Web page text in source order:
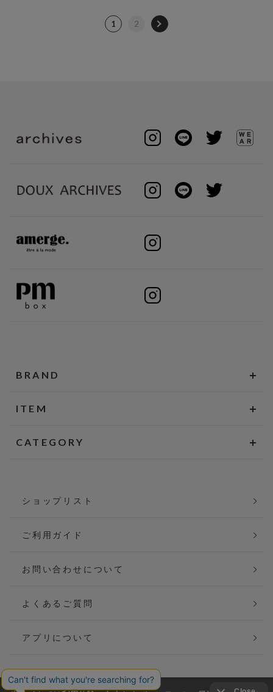
1 2
BRAND
ITEM
CATEGORY
ショップリスト
ご利用ガイド
お問い合わせについて
よくあるご質問
アプリについて